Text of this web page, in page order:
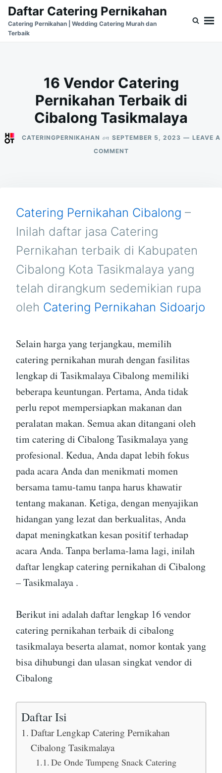
Skip
content
Search
for:
Daftar Catering Pernikahan
Catering Pernikahan | Wedding Catering Murah dan
Terbaik
16 Vendor Catering
Pernikahan Terbaik di
Cibalong Tasikmalaya
CATERINGPERNIKAHAN on SEPTEMBER 5, 2023
LEAVE A
COMMENTON
DI
CIBALONG
TASIKMALAYA
Catering Pernikahan Cibalong –
Inilah daftar jasa Catering
Pernikahan terbaik di Kabupaten
Cibalong Kota Tasikmalaya yang
telah dirangkum sedemikian rupa
oleh Catering Pernikahan Sidoarjo
Selain harga yang terjangkau, memilih
catering pernikahan murah dengan fasilitas
lengkap di Tasikmalaya Cibalong memiliki
beberapa keuntungan. Pertama, Anda tidak
perlu repot mempersiapkan makanan dan
peralatan makan. Semua akan ditangani oleh
tim catering di Cibalong Tasikmalaya yang
profesional. Kedua, Anda dapat lebih fokus
pada acara Anda dan menikmati momen
bersama tamu-tamu tanpa harus khawatir
tentang makanan. Ketiga, dengan menyajikan
hidangan yang lezat dan berkualitas, Anda
dapat meningkatkan kesan positif terhadap
acara Anda. Tanpa berlama-lama lagi, inilah
daftar lengkap catering pernikahan di Cibalong
– Tasikmalaya .
Berikut ini adalah daftar lengkap 16 vendor
catering pernikahan terbaik di cibalong
tasikmalaya beserta alamat, nomor kontak yang
bisa dihubungi dan ulasan singkat vendor di
Cibalong
Daftar Isi
Daftar Lengkap Catering Pernikahan
Cibalong Tasikmalaya
De Onde Tumpeng Snack Catering